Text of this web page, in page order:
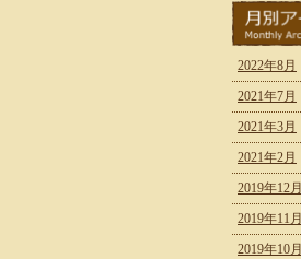
2022年8月
2021年7月
2021年3月
2021年2月
2019年12月
2019年11月
2019年10月